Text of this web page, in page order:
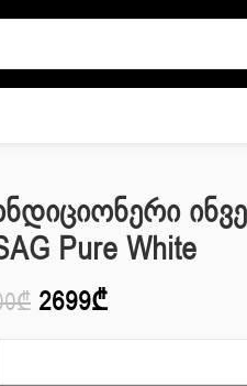
Pure White
₾ 2699₾